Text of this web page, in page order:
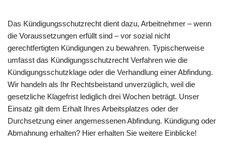
Das Kündigungsschutzrecht dient dazu, Arbeitnehmer – wenn
die Voraussetzungen erfüllt sind – vor sozial nicht
gerechtfertigten Kündigungen zu bewahren. Typischerweise
umfasst das Kündigungsschutzrecht Verfahren wie die
Kündigungsschutzklage oder die Verhandlung einer Abfindung.
Wir handeln als Ihr Rechtsbeistand unverzüglich, weil die
gesetzliche Klagefrist lediglich drei Wochen beträgt. Unser
Einsatz gilt dem Erhalt Ihres Arbeitsplatzes oder der
Durchsetzung einer angemessenen Abfindung. Kündigung oder
Abmahnung erhalten? Hier erhalten Sie weitere Einblicke!